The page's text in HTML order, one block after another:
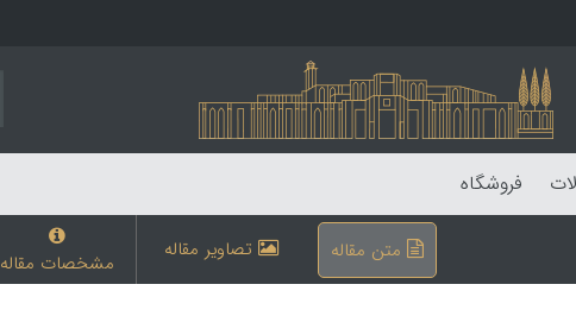
فروشگاه
متن مقاله تصاویر مقاله مشخصات مقاله